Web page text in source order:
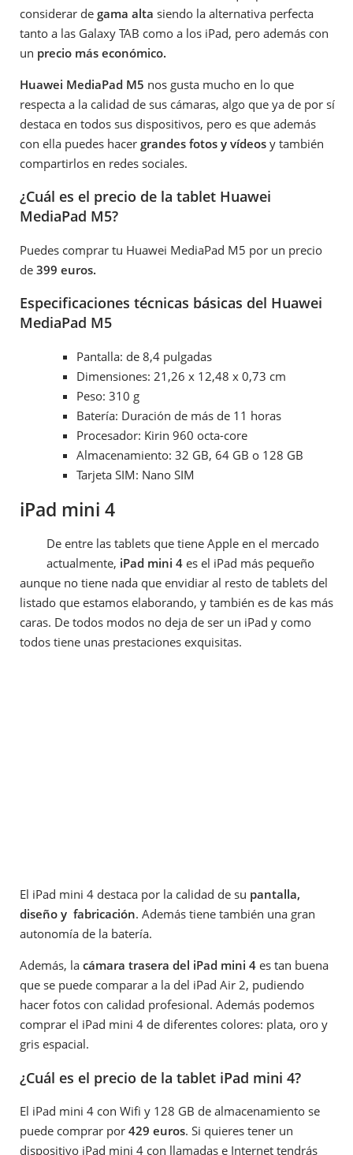
considerar de gama alta siendo la alternativa perfecta
tanto a las Galaxy TAB como a los iPad, pero además con
un precio más económico.
Huawei MediaPad M5 nos gusta mucho en lo que
respecta a la calidad de sus cámaras, algo que ya de por sí
destaca en todos sus dispositivos, pero es que además
con ella puedes hacer grandes fotos y vídeos y también
compartirlos en redes sociales.
¿Cuál es el precio de la tablet Huawei
MediaPad M5?
Puedes comprar tu Huawei MediaPad M5 por un precio
de 399 euros.
Especificaciones técnicas básicas del Huawei
MediaPad M5
Pantalla: de 8,4 pulgadas
Dimensiones: 21,26 x 12,48 x 0,73 cm
Peso: 310 g
Batería: Duración de más de 11 horas
Procesador: Kirin 960 octa-core
Almacenamiento: 32 GB, 64 GB o 128 GB
Tarjeta SIM: Nano SIM
iPad mini 4
De entre las tablets que tiene Apple en el mercado
actualmente, iPad mini 4 es el iPad más pequeño
aunque no tiene nada que envidiar al resto de tablets del
listado que estamos elaborando, y también es de kas más
caras. De todos modos no deja de ser un iPad y como
todos tiene unas prestaciones exquisitas.
El iPad mini 4 destaca por la calidad de su pantalla,
diseño y fabricación. Además tiene también una gran
autonomía de la batería.
Además, la cámara trasera del iPad mini 4 es tan buena
que se puede comparar a la del iPad Air 2, pudiendo
hacer fotos con calidad profesional. Además podemos
comprar el iPad mini 4 de diferentes colores: plata, oro y
gris espacial.
¿Cuál es el precio de la tablet iPad mini 4?
El iPad mini 4 con Wifi y 128 GB de almacenamiento se
puede comprar por 429 euros. Si quieres tener un
dispositivo iPad mini 4 con llamadas e Internet tendrás